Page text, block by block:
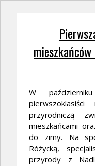
W
przyrodniczą
mieszkańcami
do zimy. Na
Różycką,
przyrody z